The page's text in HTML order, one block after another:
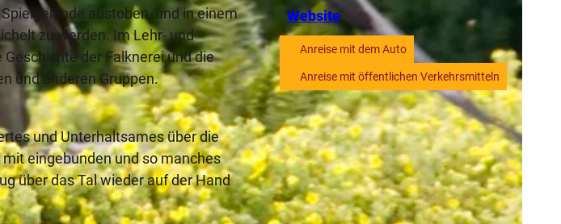
austoben, und in einem
zu werden. Im Lehr- und
der Falknerei und die
und anderen Gruppen.
und Unterhaltsames über die
eingebunden und so manches
über das Tal wieder auf der Hand
Website
Anreise mit dem Auto
Anreise mit öffentlichen Verkehrsmitteln